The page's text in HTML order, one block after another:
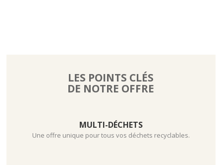
LES POINTS CLÉS
DE NOTRE OFFRE
MULTI-DÉCHETS
Une offre unique pour tous vos déchets recyclables.